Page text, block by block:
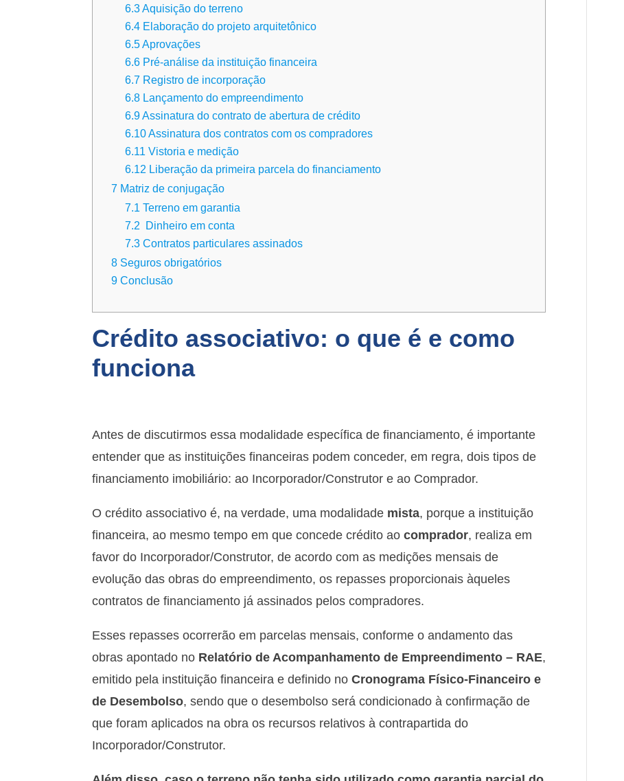
6.3Aquisição do terreno
6.4Elaboração do projeto arquitetônico
6.5Aprovações
6.6Pré-análise da instituição financeira
6.7Registro de incorporação
6.8Lançamento do empreendimento
6.9Assinatura do contrato de abertura de crédito
6.10Assinatura dos contratos com os compradores
6.11 Vistoria e medição
6.12 Liberação da primeira parcela do financiamento
7Matriz de conjugação
7.1 Terreno em garantia
7.2 Dinheiro em conta
7.3Contratos particulares assinados
8Seguros obrigatórios
9Conclusão
Crédito associativo: o que é e como
funciona
Antes de discutirmos essa modalidade específica de financiamento, é importante
entender que as instituições financeiras podem conceder, em regra, dois tipos de
financiamento imobiliário: ao Incorporador/Construtor e ao Comprador.
O crédito associativo é, na verdade, uma modalidade mista, porque a instituição
financeira, ao mesmo tempo em que concede crédito aocomprador, realiza em
favor do Incorporador/Construtor, de acordo com as medições mensais de
evolução das obras do empreendimento, os repasses proporcionais àqueles
contratos de financiamento já assinados pelos compradores.
Esses repasses ocorrerão em parcelas mensais, conforme o andamento das
obras apontado no Relatório de Acompanhamento de Empreendimento – RAE,
emitido pela instituição financeira e definido noCronograma Físico-Financeiro e
de Desembolso, sendo que o desembolso será condicionado à confirmação de
que foram aplicados na obra os recursos relativos à contrapartida do
Incorporador/Construtor.